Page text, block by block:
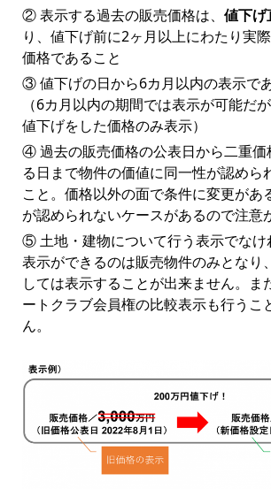
② 表示する過去の販売価格は、 値下げ
り、値下げ前に2ヶ月以上にわたり実
価格であること
③ 値下げの日から6カ月以内の表示で
（6カ月以内の期間では表示が可能だ
値下げをした価格のみ表示）
④ 過去の販売価格の公表日から二重価
る日まで物件の価値に同一性が認めら
こと。価格以外の面で条件に変更があ
が認められないケースがあるので注意
⑤ 土地・建物について行う表示でなけ
表示ができるのは販売物件のみとなり
しては表示することが出来ません。ま
ートクラブ会員権の比較表示も行うこ
ん。